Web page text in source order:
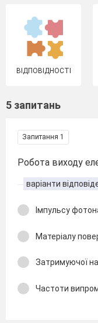
ВІДПОВІДНОСТІ
5 запитань
Запитання 1
Робота виходу
варіанти
Імпульсу
Матеріалу
Затримуючої
Частоти